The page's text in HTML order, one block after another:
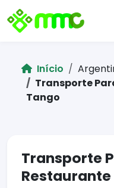
Início
Transporte
Tango
Transporte